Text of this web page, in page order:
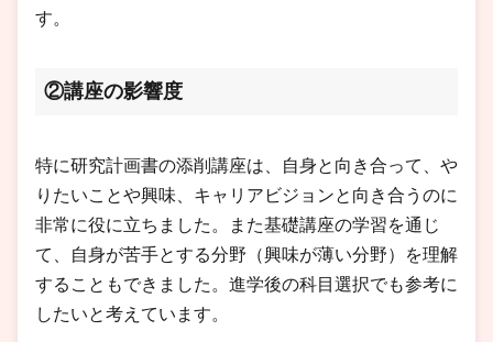
す。
②講座の影響度
特に研究計画書の添削講座は、自身と向き合って、や
りたいことや興味、キャリアビジョンと向き合うのに
非常に役に立ちました。また基礎講座の学習を通じ
て、自身が苦手とする分野（興味が薄い分野）を理解
することもできました。進学後の科目選択でも参考に
したいと考えています。